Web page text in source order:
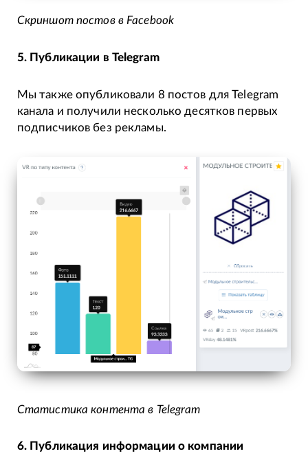
Скриншот постов в Facebook
5. Публикации в Telegram
Мы также опубликовали 8 постов для Telegram
канала и получили несколько десятков первых
подписчиков без рекламы.
Статистика контента в Telegram
6. Публикация информации о компании